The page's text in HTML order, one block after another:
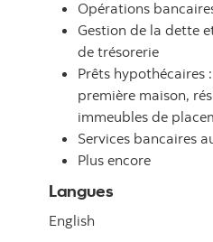
Opérations
Gestion de la dette
de trésorerie
Prêts hypothécaires
première maison,
immeubles de
Services bancaires
Plus encore
Langues
English